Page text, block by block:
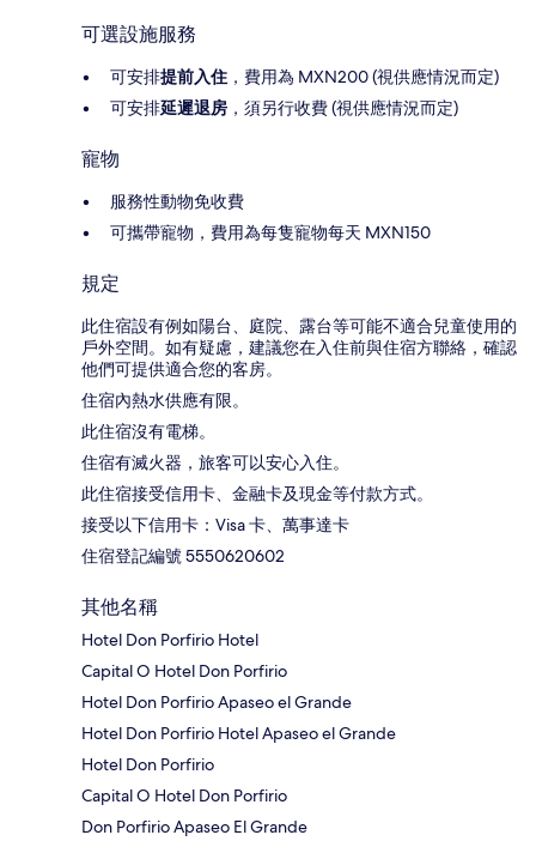
可選設施服務
可安排提前入住 ，費用為 MXN200 (視供應情況而定)
可安排延遲退房 ，須另行收費 (視供應情況而定)
寵物
服務性動物免收費
可攜帶寵物，費用為每隻寵物每天 MXN150
規定
此住宿設有例如陽台、庭院、露台等可能不適合兒童使用的
戶外空間。如有疑慮，建議您在入住前與住宿方聯絡，確認
他們可提供適合您的客房。
住宿內熱水供應有限。
此住宿沒有電梯。
住宿有滅火器，旅客可以安心入住。
此住宿接受信用卡、金融卡及現金等付款方式。
接受以下信用卡：Visa 卡、萬事達卡
住宿登記編號 5550620602
其他名稱
Hotel Don Porfirio Hotel
Capital O Hotel Don Porfirio
Hotel Don Porfirio Apaseo el Grande
Hotel Don Porfirio Hotel Apaseo el Grande
Hotel Don Porfirio
Capital O Hotel Don Porfirio
Don Porfirio Apaseo El Grande